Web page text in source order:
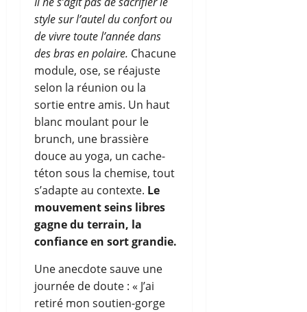
style sur l’autel du confort ou
de vivre toute l’année dans
des bras en polaire. Chacune
module, ose, se réajuste
selon la réunion ou la
sortie entre amis. Un haut
blanc moulant pour le
brunch, une brassière
douce au yoga, un cache-
téton sous la chemise, tout
s’adapte au contexte. Le
mouvement seins libres
gagne du terrain, la
confiance en sort grandie.
Une anecdote sauve une
journée de doute : « J’ai
retiré mon soutien-gorge